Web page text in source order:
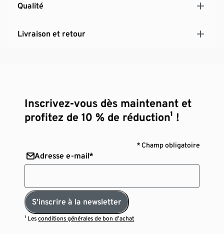
Qualité
Livraison et retour
Inscrivez-vous dès maintenant et
profitez de 10 % de réduction¹ !
* Champ obligatoire
Adresse e-mail*
S'inscrire à la newsletter
¹ Lesconditions générales de bon d’achat